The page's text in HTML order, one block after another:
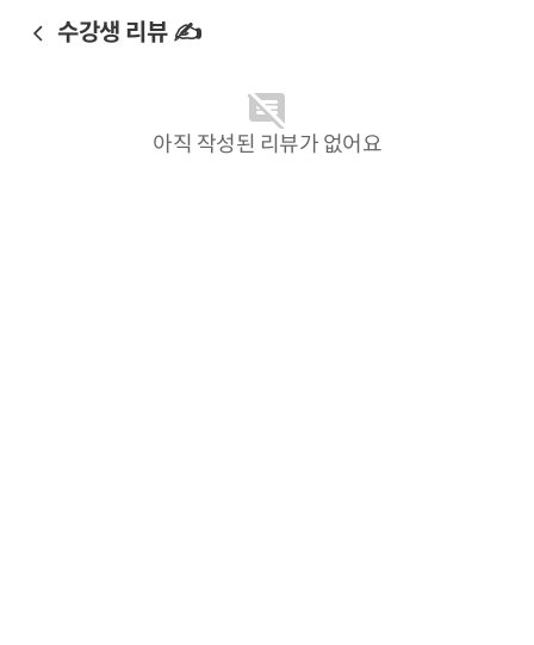
수강생 리뷰 ✍️
아직 작성된 리뷰가 없어요